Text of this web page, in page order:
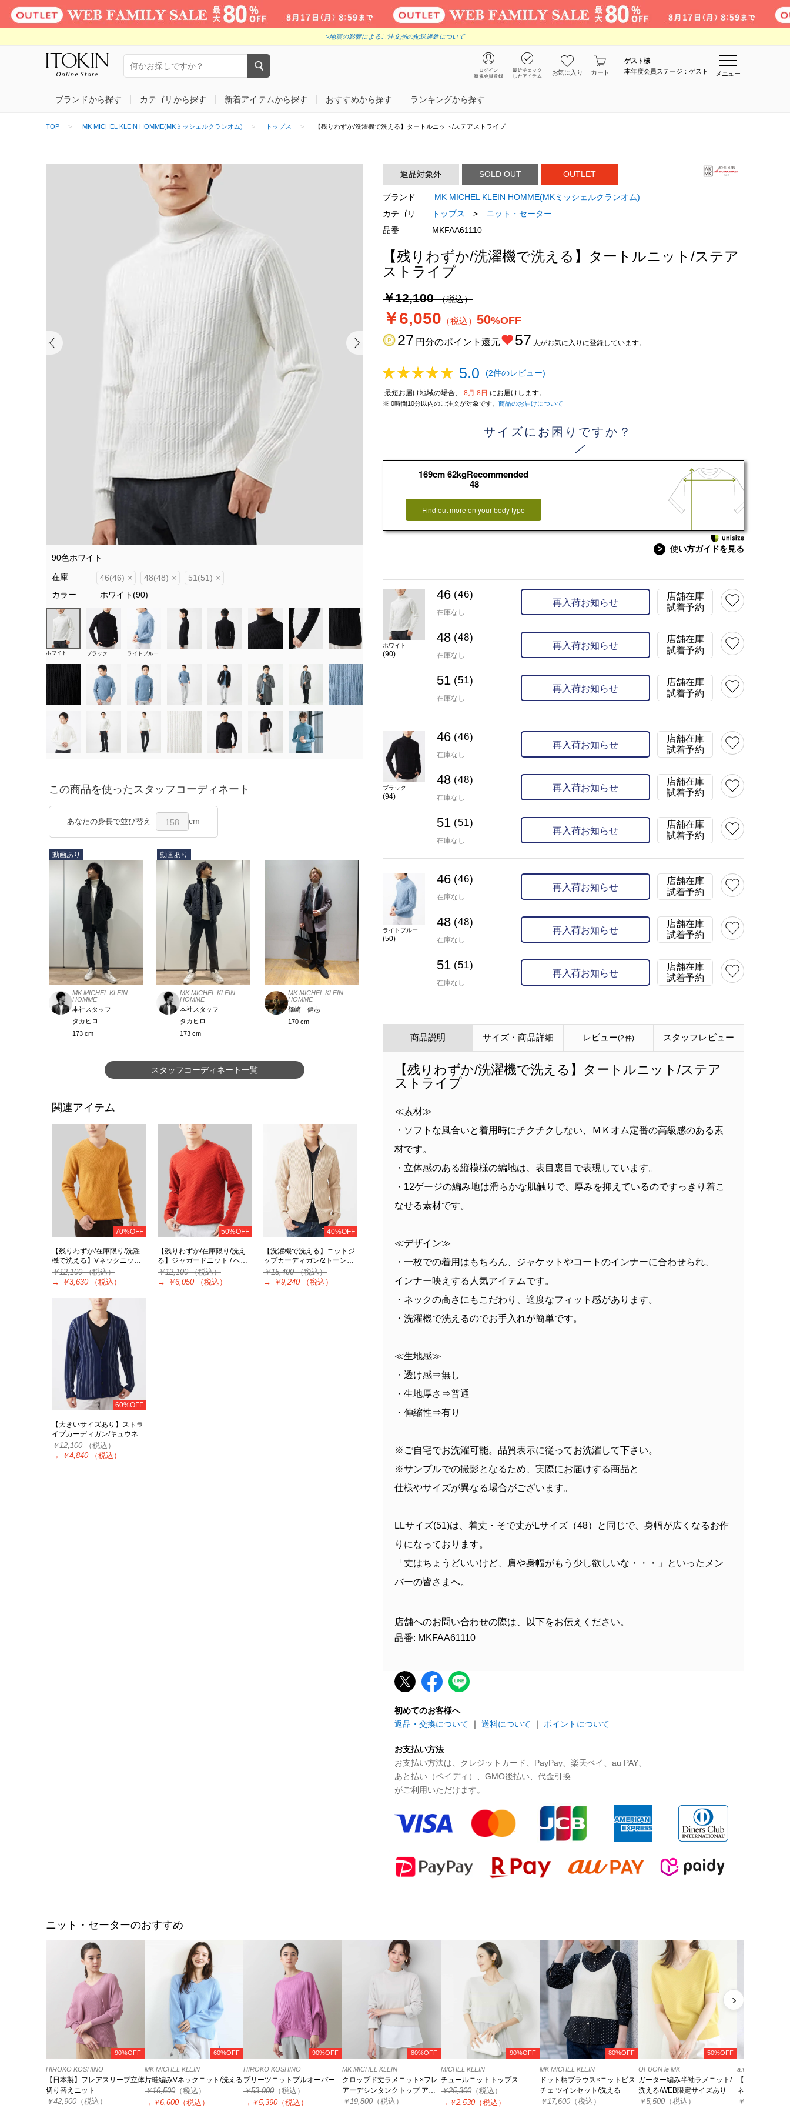
>地震の影響によるご注文品の配送遅延について
ログイン
新規会員登録
最近チェック
したアイテム
お気に入り カート
ゲスト様
本年度会員ステージ：ゲスト
メニュー
ブランドから探す カテゴリから探す 新着アイテムから探す おすすめから探す ランキングから探す
TOP MK MICHEL KLEIN HOMME(MKミッシェルクランオム) トップス 【残りわずか/洗濯機で洗える】タートルニット/ステアストライプ
90色ホワイト
在庫 46(46) × 48(48) × 51(51) ×
カラー
ホワイト(90)
46(46)
カラー
ライトブルー
ホワイト ブラック ライトブルー
この商品を使ったスタッフコーディネート
あなたの身長で並び替え 158 cm
動画あり
MK MICHEL KLEIN
HOMME
本社スタッフ
タカヒロ
173 cm
動画あり
MK MICHEL KLEIN
HOMME
本社スタッフ
タカヒロ
173 cm
MK MICHEL KLEIN
HOMME
篠崎 健志
170 cm
スタッフコーディネート一覧
関連アイテム
70%OFF
【残りわずか/在庫限り/洗濯
機で洗える】Vネックニッ…
￥12,100（税込）
→
￥3,630 （税込）
50%OFF
【残りわずか/在庫限り/洗え
る】ジャガードニット / へ…
￥12,100（税込）
→
￥6,050 （税込）
40%OFF
【洗濯機で洗える】ニットジ
ップカーディガン/2トーン…
￥15,400（税込）
→
￥9,240 （税込）
60%OFF
【大きいサイズあり】ストラ
イプカーディガン/キュウネ…
￥12,100（税込）
→
￥4,840 （税込）
返品対象外 SOLD OUT OUTLET
ブランド
MK MICHEL KLEIN HOMME(MKミッシェルクランオム)
カテゴリ
トップス >
ニット・セーター
品番
MKFAA61110
【残りわずか/洗濯機で洗える】タートルニット/ステア
ストライプ
￥12,100（税込）
￥6,050 （税込） 50%OFF
27 円分のポイント還元 57 人がお気に入りに登録しています。
5.0 (2件のレビュー)
最短お届け地域の場合、 8月 8日 にお届けします。
※ 0時間10分以内のご注文が対象です。 商品のお届けについて
サイズにお困りですか？
169cm 62kgRecommended
48
Find out more on your body type
> 使い方ガイドを見る
ホワイト
(90)
46 (46)
在庫なし
再入荷お知らせ
店舗在庫
試着予約
48 (48)
在庫なし
再入荷お知らせ
店舗在庫
試着予約
51 (51)
在庫なし
再入荷お知らせ
店舗在庫
試着予約
ブラック
(94)
46 (46)
在庫なし
再入荷お知らせ
店舗在庫
試着予約
48 (48)
在庫なし
再入荷お知らせ
店舗在庫
試着予約
51 (51)
在庫なし
再入荷お知らせ
店舗在庫
試着予約
ライトブルー
(50)
46 (46)
在庫なし
再入荷お知らせ
店舗在庫
試着予約
48 (48)
在庫なし
再入荷お知らせ
店舗在庫
試着予約
51 (51)
在庫なし
再入荷お知らせ
店舗在庫
試着予約
商品説明 サイズ・商品詳細 レビュー(2件) スタッフ レビュー
【残りわずか/洗濯機で洗える】タートルニット/ステア
ストライプ
≪素材≫
・ソフトな風合いと着用時にチクチクしない、ＭＫオム定番の高級感のある素
材です。
・立体感のある縦模様の編地は、表目裏目で表現しています。
・12ゲージの編み地は滑らかな肌触りで、厚みを抑えているのですっきり着こ
なせる素材です。
≪デザイン≫
・一枚での着用はもちろん、ジャケットやコートのインナーに合わせられ、
インナー映えする人気アイテムです。
・ネックの高さにもこだわり、適度なフィット感があります。
・洗濯機で洗えるのでお手入れが簡単です。
≪生地感≫
・透け感⇒無し
・生地厚さ⇒普通
・伸縮性⇒有り
※ご自宅でお洗濯可能。品質表示に従ってお洗濯して下さい。
※サンプルでの撮影となるため、実際にお届けする商品と
仕様やサイズが異なる場合がございます。
LLサイズ(51)は、着丈・そで丈がLサイズ（48）と同じで、身幅が広くなるお作
りになっております。
「丈はちょうどいいけど、肩や身幅がもう少し欲しいな・・・」といったメン
バーの皆さまへ。
店舗へのお問い合わせの際は、以下をお伝えください。
品番: MKFAA61110
初めてのお客様へ
返品・交換について ｜ 送料について ｜ ポイントについて
お支払い方法
お支払い方法は、クレジットカード、PayPay、楽天ペイ、au PAY、
あと払い（ペイディ）、GMO後払い、代金引換
がご利用いただけます。
ニット・セーターのおすすめ
90%OFF
HIROKO KOSHINO
【日本製】フレアスリーブ立体
切り替えニット
￥42,900 （税込）
60%OFF
MK MICHEL KLEIN
片畦編みVネックニット/洗える
￥16,500 （税込）
→ ￥6,600 （税込）
90%OFF
HIROKO KOSHINO
プリーツニットプルオーバー
￥53,900 （税込）
→ ￥5,390 （税込）
80%OFF
MK MICHEL KLEIN
クロップド丈ラメニット×フレ
アーデシンタンクトップ アン
サンブル/洗える
￥19,800 （税込）
90%OFF
MICHEL KLEIN
チュールニットトップス
￥25,300 （税込）
→ ￥2,530 （税込）
80%OFF
MK MICHEL KLEIN
ドット柄ブラウス×ニットビス
チェ ツインセット/洗える
￥17,600 （税込）
50%OFF
OFUON le MK
ガーター編み半袖ラメニット/
洗える/WEB限定サイズあり
￥5,500 （税込）
a.v.v
【アンサンブ
ネック美ラクる
￥4,389
›